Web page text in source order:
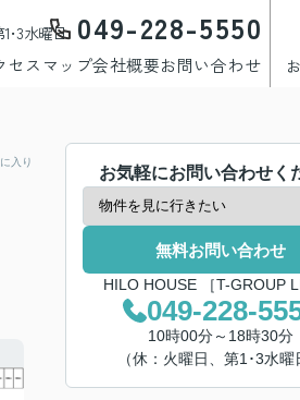
･3水曜日 049-228-5550
セスマップ会社概要お問い合わせ
入り
お気軽にお問い合わせく
無料お問い合わせ
HILO HOUSE ［T-GROUP
049-228-
10時00分～18時30分
（休：火曜日、第1･3水曜